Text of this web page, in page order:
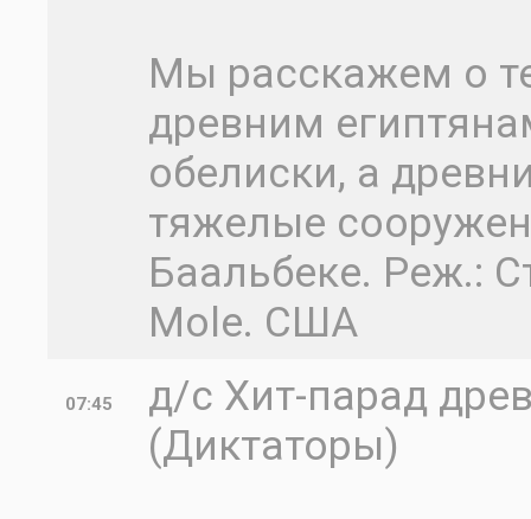
Мы расскажем о
древним
обелиски, а
тяжелые
Баальбеке. Реж.:
Mole. США
07:45
д/с Хит-парад
(Диктаторы)